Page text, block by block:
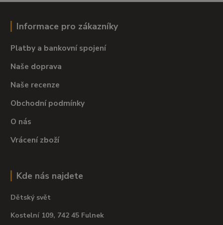
Informace pro zákazníky
Platby a bankovní spojení
Naše doprava
Naše recenze
Obchodní podmínky
O nás
Vrácení zboží
Kde nás najdete
Dětský svět
Kostelní 109, 742 45 Fulnek